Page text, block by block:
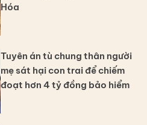
Hóa
Tuyên án tù chung thân người
mẹ sát hại con trai để chiếm
đoạt hơn 4 tỷ đồng bảo hiểm